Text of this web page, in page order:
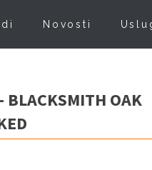
Novosti
OAK